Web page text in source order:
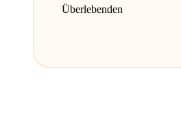
Überlebenden